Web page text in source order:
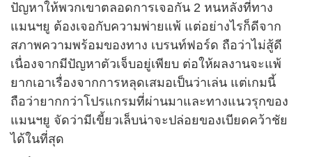
ปัญหาให้พวกเขาตลอดการเจอกัน 2 หนหลังที่ทาง
แมนฯยู ต้องเจอกับความพ่ายแพ้ แต่อย่างไรก็ดีจาก
สภาพความพร้อมของทาง เบรนท์ฟอร์ด ถือว่าไม่สู้ดี
เนื่องจากมีปัญหาตัวเจ็บอยู่เพียบ ต่อให้ผลงานจะแพ้
ยากเอาเรื่องจากการหลุดเสมอเป็นว่าเล่น แต่เกมนี้
ถือว่ายากกว่าโปรแกรมที่ผ่านมาและทางแนวรุกของ
แมนฯยู จัดว่ามีเขี้ยวเล็บน่าจะปล่อยของเบียดคว้าชัย
ได้ในที่สุด